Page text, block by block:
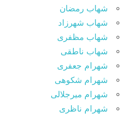
شهاب رمضان
شهاب شهرزاد
شهاب مظفری
شهاب ناطقی
شهرام جعفری
شهرام شکوهی
شهرام میرجلالی
شهرام ناظری